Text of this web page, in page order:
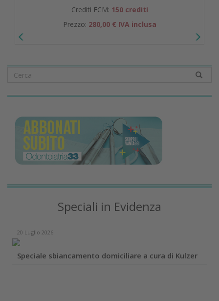
Crediti ECM: 150 crediti
Prezzo: 280,00 € IVA inclusa
Speciali in Evidenza
20 Luglio 2026
Speciale sbiancamento domiciliare a cura di Kulzer